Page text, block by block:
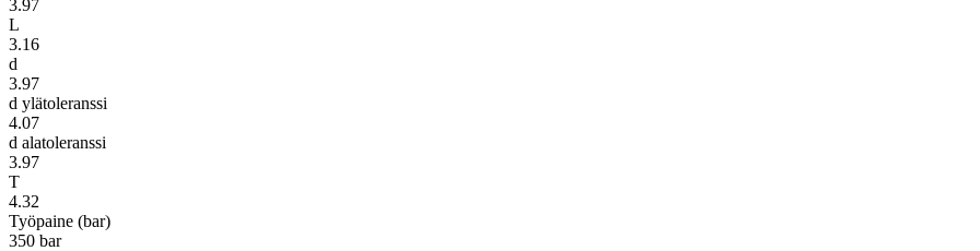
3.97
L
3.16
d
3.97
d ylätoleranssi
4.07
d alatoleranssi
3.97
T
4.32
Työpaine (bar)
350 bar